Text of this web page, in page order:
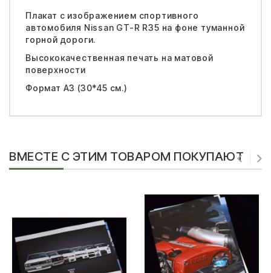
Плакат с изображением спортивного
автомобиля Nissan GT-R R35 на фоне туманной
горной дороги.
Высококачественная печать на матовой
поверхности
Формат А3 (30*45 см.)
ВМЕСТЕ С ЭТИМ ТОВАРОМ ПОКУПАЮТ